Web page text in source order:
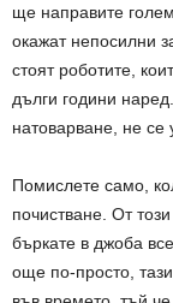
ще направите
окажат непосилни
стоят роботите,
дълги години
натоварване, не се
Помислете само,
почистване. От
бъркате в джоба
още по-просто,